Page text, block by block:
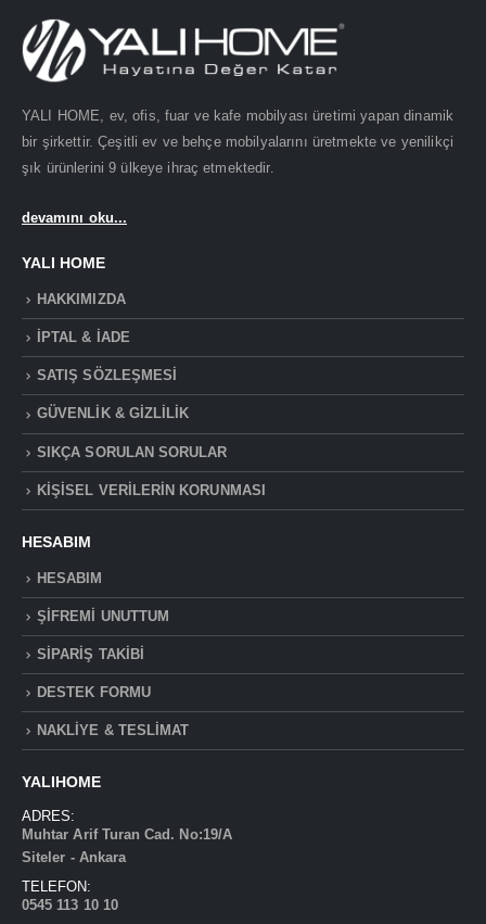
YALI HOME, ev, ofis, fuar ve kafe mobilyası üretimi yapan dinamik
bir şirkettir. Çeşitli ev ve behçe mobilyalarını üretmekte ve yenilikçi
şık ürünlerini 9 ülkeye ihraç etmektedir.
devamını oku...
YALI HOME
HAKKIMIZDA
İPTAL & İADE
SATIŞ SÖZLEŞMESİ
GÜVENLİK & GİZLİLİK
SIKÇA SORULAN SORULAR
KİŞİSEL VERİLERİN KORUNMASI
HESABIM
HESABIM
ŞİFREMİ UNUTTUM
SİPARİŞ TAKİBİ
DESTEK FORMU
NAKLİYE & TESLİMAT
YALIHOME
ADRES:
Muhtar Arif Turan Cad. No:19/A
Siteler - Ankara
TELEFON:
0545 113 10 10